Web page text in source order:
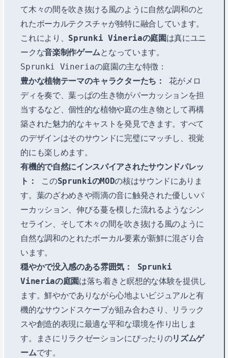
て木々の間を吹き抜ける風のように自然な調和のと
れたボーカルテクスチャが独特に融合しています。
これにより、 Sprunki Vineriaの庭園は真にユニ
ークな音楽制作ゲームとなっています。
Sprunki Vineriaの庭園の主な特徴：
豊かな植物テーマのキャラクターたち：
花がメロ
ディを奏で、葉っぱの生き物がパーカッションを担
当するなど、個性的な植物や庭の生き物として再構
築された魅力的なキャストを発見できます。すべて
のデザインはそのサウンドに完璧にマッチし、視覚
的にも楽しめます。
有機的で自然にインスパイアされたサウンドパレッ
ト：
このSprunkiのMODの核はサウンドにありま
す。葉のざわめきや雨滴の音に触発された優しいパ
ーカッション、伸びる蔓を模した流れるようなシン
セライン、そして木々の間を吹き抜ける風のように
自然な調和のとれたボーカル要素が新鮮に混ざり合
います。
穏やかで没入感のある雰囲気：
Sprunki
Vineriaの庭園は落ち着きと瞑想的な体験を提供し
ます。鮮やかでありながら心地よいビジュアルと有
機的なサウンドスケープが組み合わさり、リラック
スや創造的表現に最適な平和な環境を作り出しま
す。まさにリラクゼーションにぴったりのリズムゲ
ームです。